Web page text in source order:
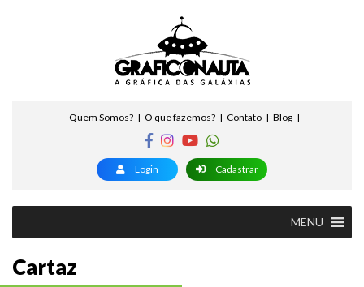
Quem Somos? O que fazemos? Contato Blog
Login Cadastrar
MENU
Cartaz